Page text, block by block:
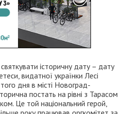
історичну дату – дату
видатної українки Лесі
дня в місті Новоград-
постать на рівні з Тарасом
Це той національний герой,